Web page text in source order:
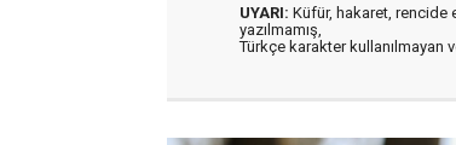
UYARI: Küfür, hakaret, rencide
yazılmamış,
Türkçe karakter kullanılmayan